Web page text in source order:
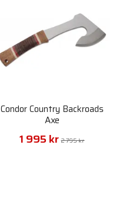
Condor Country Backroads
Axe
1 995 kr 2 795 kr